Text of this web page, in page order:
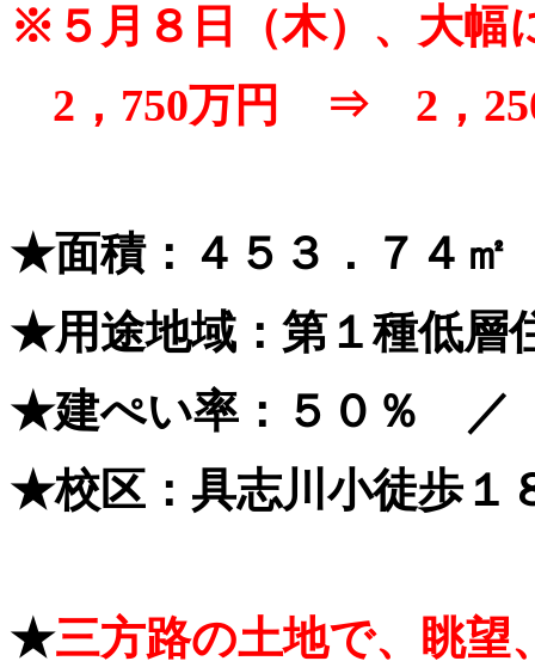
※５月８日（木）、大幅
2，750万円 ⇒ 2，
★面積：４５３．７４㎡
★用途地域：第１種低層
★建ぺい率：５０％ ／
★校区：具志川小徒歩１
★三方路の土地で、眺望